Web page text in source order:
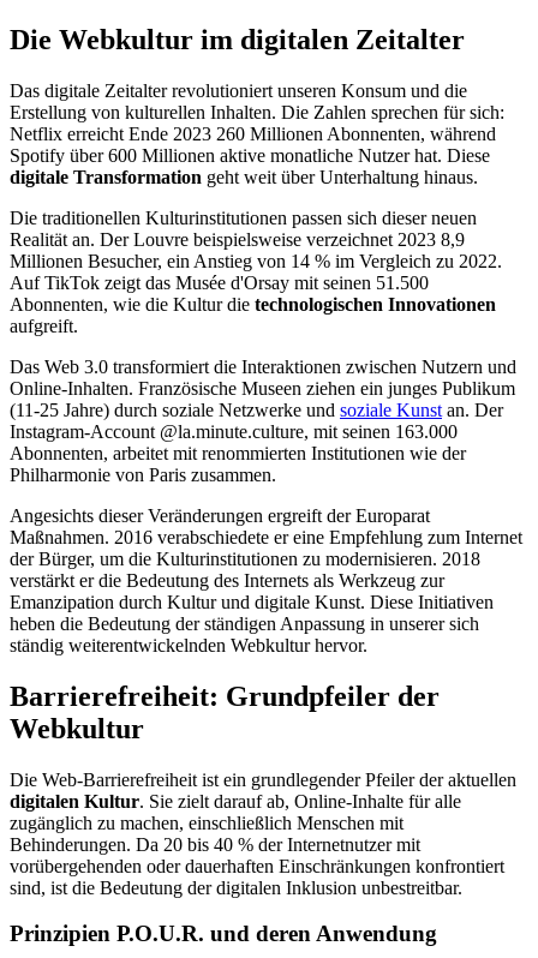
Die Webkultur im digitalen Zeitalter
Das digitale Zeitalter revolutioniert unseren Konsum und die
Erstellung von kulturellen Inhalten. Die Zahlen sprechen für sich:
Netflix erreicht Ende 2023 260 Millionen Abonnenten, während
Spotify über 600 Millionen aktive monatliche Nutzer hat. Diese
digitale Transformation geht weit über Unterhaltung hinaus.
Die traditionellen Kulturinstitutionen passen sich dieser neuen
Realität an. Der Louvre beispielsweise verzeichnet 2023 8,9
Millionen Besucher, ein Anstieg von 14 % im Vergleich zu 2022.
Auf TikTok zeigt das Musée d'Orsay mit seinen 51.500
Abonnenten, wie die Kultur die technologischen Innovationen
aufgreift.
Das Web 3.0 transformiert die Interaktionen zwischen Nutzern und
Online-Inhalten. Französische Museen ziehen ein junges Publikum
(11-25 Jahre) durch soziale Netzwerke und soziale Kunst an. Der
Instagram-Account @la.minute.culture, mit seinen 163.000
Abonnenten, arbeitet mit renommierten Institutionen wie der
Philharmonie von Paris zusammen.
Angesichts dieser Veränderungen ergreift der Europarat
Maßnahmen. 2016 verabschiedete er eine Empfehlung zum Internet
der Bürger, um die Kulturinstitutionen zu modernisieren. 2018
verstärkt er die Bedeutung des Internets als Werkzeug zur
Emanzipation durch Kultur und digitale Kunst. Diese Initiativen
heben die Bedeutung der ständigen Anpassung in unserer sich
ständig weiterentwickelnden Webkultur hervor.
Barrierefreiheit: Grundpfeiler der
Webkultur
Die Web-Barrierefreiheit ist ein grundlegender Pfeiler der aktuellen
digitalen Kultur. Sie zielt darauf ab, Online-Inhalte für alle
zugänglich zu machen, einschließlich Menschen mit
Behinderungen. Da 20 bis 40 % der Internetnutzer mit
vorübergehenden oder dauerhaften Einschränkungen konfrontiert
sind, ist die Bedeutung der digitalen Inklusion unbestreitbar.
Prinzipien P.O.U.R. und deren Anwendung